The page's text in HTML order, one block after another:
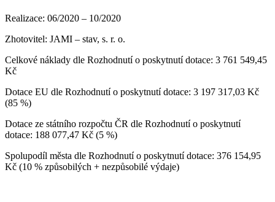
Realizace: 06/2020 – 10/2020
Zhotovitel: JAMI – stav, s. r. o.
Celkové náklady dle Rozhodnutí o poskytnutí dotace: 3 761 549,45
Kč
Dotace EU dle Rozhodnutí o poskytnutí dotace: 3 197 317,03 Kč
(85 %)
Dotace ze státního rozpočtu ČR dle Rozhodnutí o poskytnutí
dotace: 188 077,47 Kč (5 %)
Spolupodíl města dle Rozhodnutí o poskytnutí dotace: 376 154,95
Kč (10 % způsobilých + nezpůsobilé výdaje)